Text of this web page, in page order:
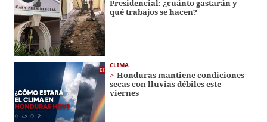
Presidencial: ¿cuánto gastarán y
qué trabajos se hacen?
CLIMA
Honduras mantiene condiciones
secas con lluvias débiles este
viernes